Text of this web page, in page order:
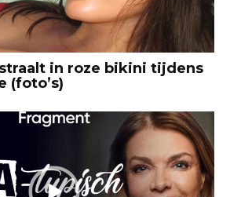
in roze bikini tijdens
(foto’s)